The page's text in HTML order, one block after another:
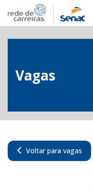
Vagas
Voltar para vagas